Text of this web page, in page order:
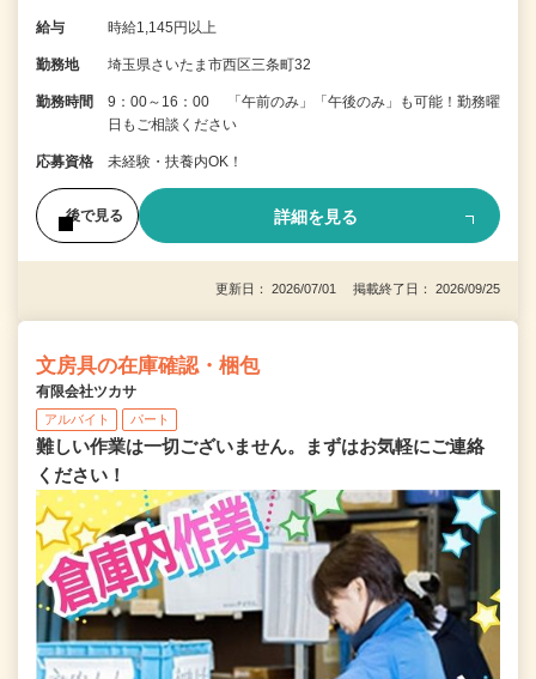
給与 時給1,145円以上
勤務地 埼玉県さいたま市西区三条町32
勤務時間
9：00～16：00 「午前のみ」「午後のみ」も可能！勤務曜
日もご相談ください
応募資格 未経験・扶養内OK！
後で見る 詳細を見る
更新日： 2026/07/01 掲載終了日： 2026/09/25
文房具の在庫確認・梱包
有限会社ツカサ
アルバイト パート
難しい作業は一切ございません。まずはお気軽にご連絡
ください！